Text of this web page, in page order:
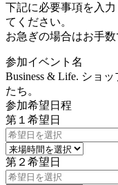
下記に必要事項を入
てください。
お急ぎの場合はお手
参加イベント名
Business & Life. ショ
たち。
参加希望日程
第１希望日
第２希望日